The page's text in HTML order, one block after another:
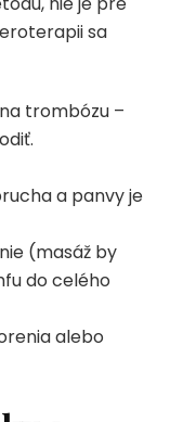
sa
trombózu –
a panvy je
(masáž by
do celého
alebo